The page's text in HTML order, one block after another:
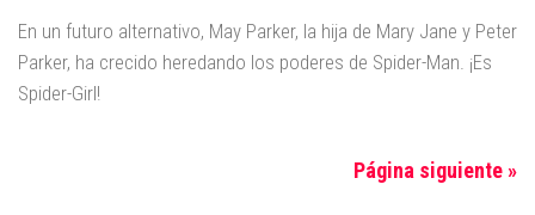
En un futuro alternativo, May Parker, la hija de Mary Jane y Peter
Parker, ha crecido heredando los poderes de Spider-Man. ¡Es
Spider-Girl!
Página siguiente »